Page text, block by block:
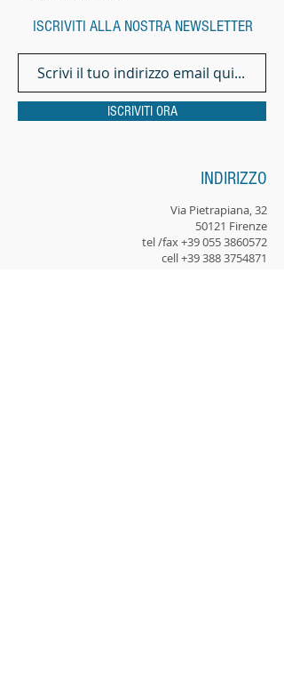
ISCRIVITI ALLA NOSTRA NEWSLETTER
ISCRIVITI ORA
INDIRIZZO
Via Pietrapiana, 32
50121 Firenze
tel /fax +39 055 3860572
cell +39 388 3754871